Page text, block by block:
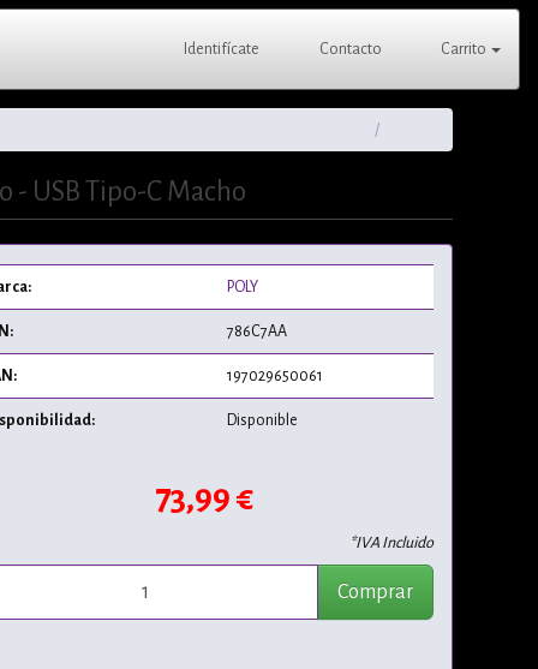
Identifícate Contacto Carrito
- USB Tipo-C Macho
POLY
786C7AA
197029650061
Disponible
73,99 €
*IVA Incluido
Comprar